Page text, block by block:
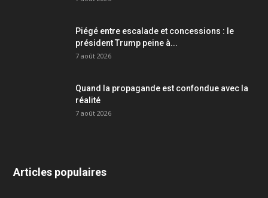
Piégé entre escalade et concessions : le
président Trump peine à...
7 août 2026
Quand la propagande est confondue avec la
réalité
7 août 2026
Articles populaires